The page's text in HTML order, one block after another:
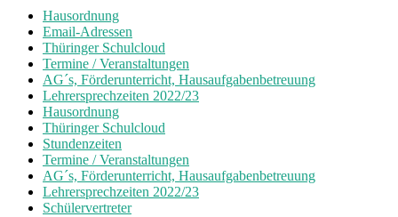
Hausordnung
Email-Adressen
Thüringer Schulcloud
Termine / Veranstaltungen
AG´s, Förderunterricht, Hausaufgabenbetreuung
Lehrersprechzeiten 2022/23
Hausordnung
Thüringer Schulcloud
Stundenzeiten
Termine / Veranstaltungen
AG´s, Förderunterricht, Hausaufgabenbetreuung
Lehrersprechzeiten 2022/23
Schülervertreter